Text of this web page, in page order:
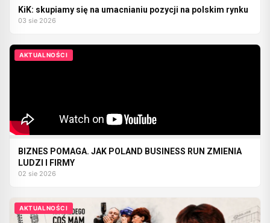
KiK: skupiamy się na umacnianiu pozycji na polskim rynku
03 sie 2026
AKTUALNOŚCI
BIZNES POMAGA. JAK POLAND BUSINESS RUN ZMIENIA
LUDZI I FIRMY
02 sie 2026
AKTUALNOŚCI